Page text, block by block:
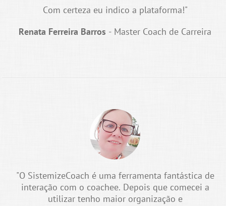
Com certeza eu indico a plataforma!"
Renata Ferreira Barros - Master Coach de Carreira
"O SistemizeCoach é uma ferramenta fantástica de
interação com o coachee. Depois que comecei a
utilizar tenho maior organização e